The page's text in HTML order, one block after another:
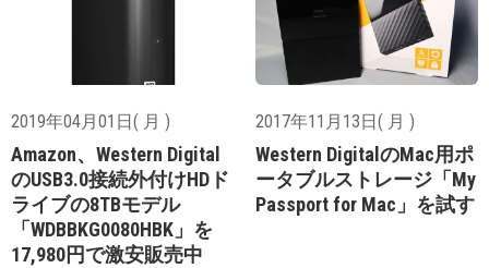
2019年04月01日( 月 )
Amazon、Western Digital
のUSB3.0接続外付けHDド
ライブの8TBモデル
「WDBBKG0080HBK」を
17,980円で激安販売中
2017年11月13日( 月 )
Western DigitalのMac用ポ
ータブルストレージ「My
Passport for Mac」を試す